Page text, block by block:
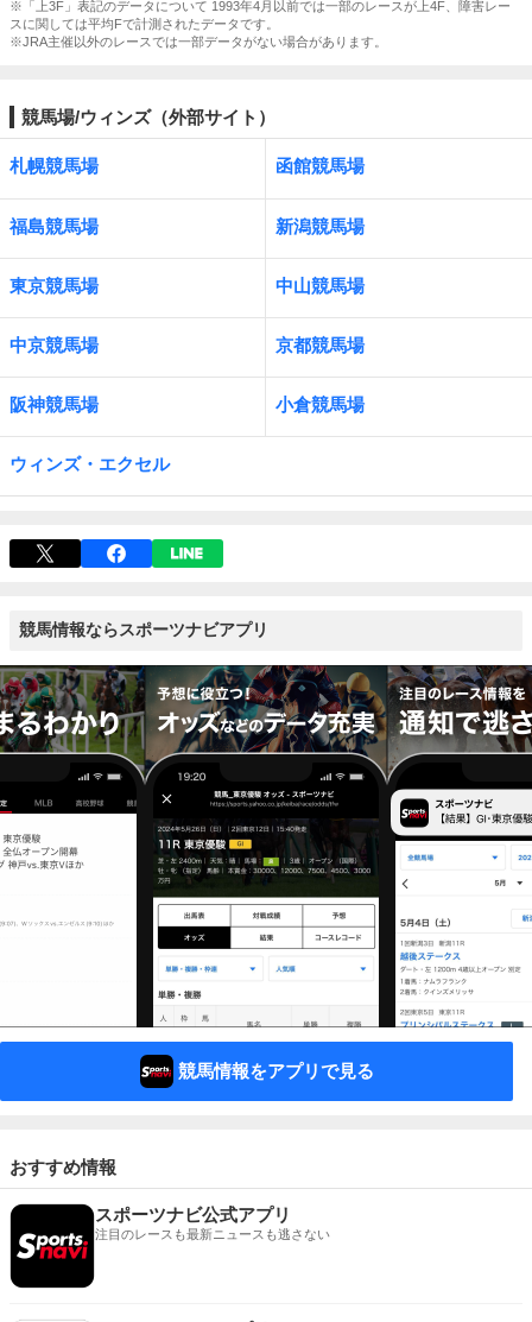
※「上3F」表記のデータについて 1993年4月以前では一部のレースが上4F、障害レー
スに関しては平均Fで計測されたデータです。
※JRA主催以外のレースでは一部データがない場合があります。
競馬場/ウィンズ（外部サイト）
札幌競馬場 函館競馬場
福島競馬場 新潟競馬場
東京競馬場 中山競馬場
中京競馬場 京都競馬場
阪神競馬場 小倉競馬場
ウィンズ・エクセル
競馬情報ならスポーツナビアプリ
競馬情報をアプリで見る
おすすめ情報
スポーツナビ公式アプリ
注目のレースも最新ニュースも逃さない